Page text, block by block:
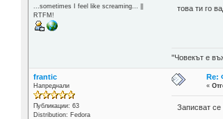
...sometimes I feel like screaming... ||
RTFM!
това ти го
"Човекът е
frantic
Напреднали
Публикации: 63
Distribution: Fedora
Re:
«
Записват се